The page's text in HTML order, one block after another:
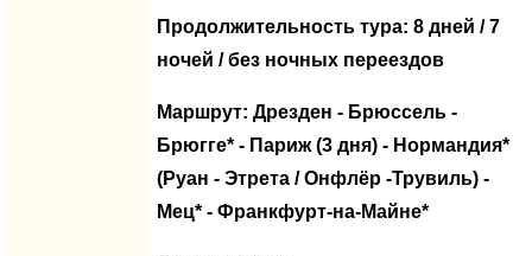
Продолжительность тура: 8 дней / 7
ночей / без ночных переездов
Маршрут: Дрезден - Брюссель -
Брюгге* - Париж (3 дня) - Нормандия*
(Руан - Этрета / Онфлёр -Трувиль) -
Мец* - Франкфурт-на-Майне*